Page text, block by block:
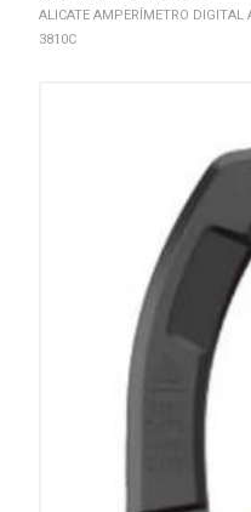
ALICATE AMPERÍMETRO DIGITAL
3810C